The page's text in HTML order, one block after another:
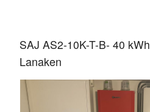
SAJ AS2-10K-T-B- 40 kWh
Lanaken